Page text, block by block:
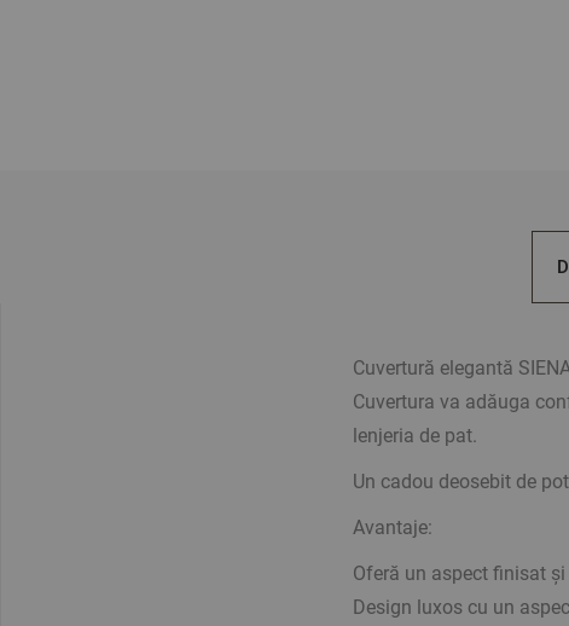
Cuvertură elegantă
Cuvertura va adăuga
lenjeria de pat.
Un cadou deosebit de
Avantaje:
Oferă un aspect finisat
Design luxos cu un